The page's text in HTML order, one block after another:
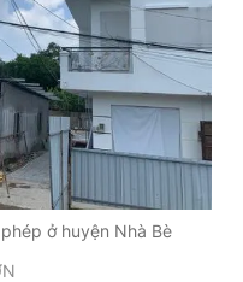
cấp ngày 24.3.2020
Thanh Niên. Cấm sao
sự chấp thuận bằng văn
JSC.
ở huyện Nhà Bè